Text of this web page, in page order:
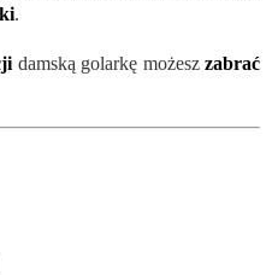
.
damską golarkę możesz zabrać